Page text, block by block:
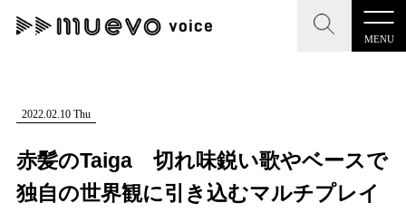
MENU
CLOSE
記事を検索する
CLOSE
"読者の声を形にする”音楽特化メディア
2022.02.10 Thu
赤髪のTaiga 切れ味鋭い歌やベースで
独自の世界観に引き込むマルチプレイ